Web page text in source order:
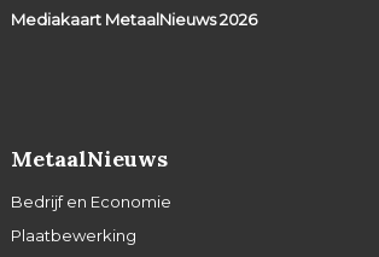
Mediakaart MetaalNieuws2026
MetaalNieuws
Bedrijf en Economie
Plaatbewerking